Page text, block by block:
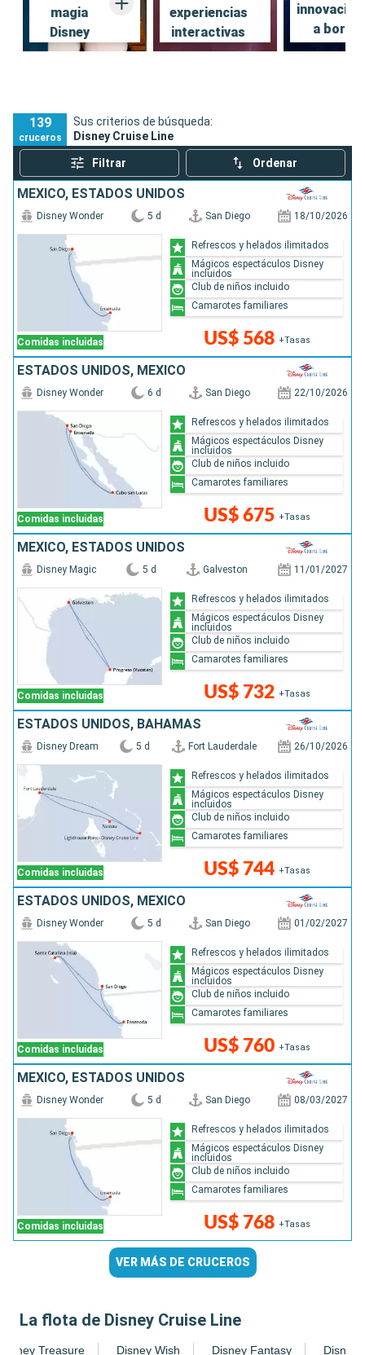
Encuentre aquí todos los consejos más populares
magia
Disney
experiencias
interactivas
a bordo
139
cruceros
Sus criterios de búsqueda:
Disney Cruise Line
Filtrar Ordenar
MÉXICO, ESTADOS UNIDOS
Comidas incluidas
Disney Wonder 5 d San Diego 18/10/2026
US$ 568 +Tasas
Refrescos y helados ilimitados
Mágicos espectáculos Disney
incluidos
Club de niños incluido
Camarotes familiares
ESTADOS UNIDOS, MÉXICO
Comidas incluidas
Disney Wonder 6 d San Diego 22/10/2026
US$ 675 +Tasas
Refrescos y helados ilimitados
Mágicos espectáculos Disney
incluidos
Club de niños incluido
Camarotes familiares
MÉXICO, ESTADOS UNIDOS
Comidas incluidas
Disney Magic 5 d Galveston 11/01/2027
US$ 732 +Tasas
Refrescos y helados ilimitados
Mágicos espectáculos Disney
incluidos
Club de niños incluido
Camarotes familiares
ESTADOS UNIDOS, BAHAMAS
Comidas incluidas
Disney Dream 5 d Fort Lauderdale 26/10/2026
US$ 744 +Tasas
Refrescos y helados ilimitados
Mágicos espectáculos Disney
incluidos
Club de niños incluido
Camarotes familiares
ESTADOS UNIDOS, MÉXICO
Comidas incluidas
Disney Wonder 5 d San Diego 01/02/2027
US$ 760 +Tasas
Refrescos y helados ilimitados
Mágicos espectáculos Disney
incluidos
Club de niños incluido
Camarotes familiares
MÉXICO, ESTADOS UNIDOS
Comidas incluidas
Disney Wonder 5 d San Diego 08/03/2027
US$ 768 +Tasas
Refrescos y helados ilimitados
Mágicos espectáculos Disney
incluidos
Club de niños incluido
Camarotes familiares
VER MÁS DE CRUCEROS
La flota de Disney Cruise Line
Disney Treasure Disney Wish Disney Fantasy Disney